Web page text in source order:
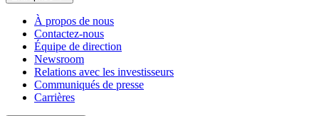
À propos de nous
Contactez-nous
Équipe de direction
Newsroom
Relations avec les investisseurs
Communiqués de presse
Carrières